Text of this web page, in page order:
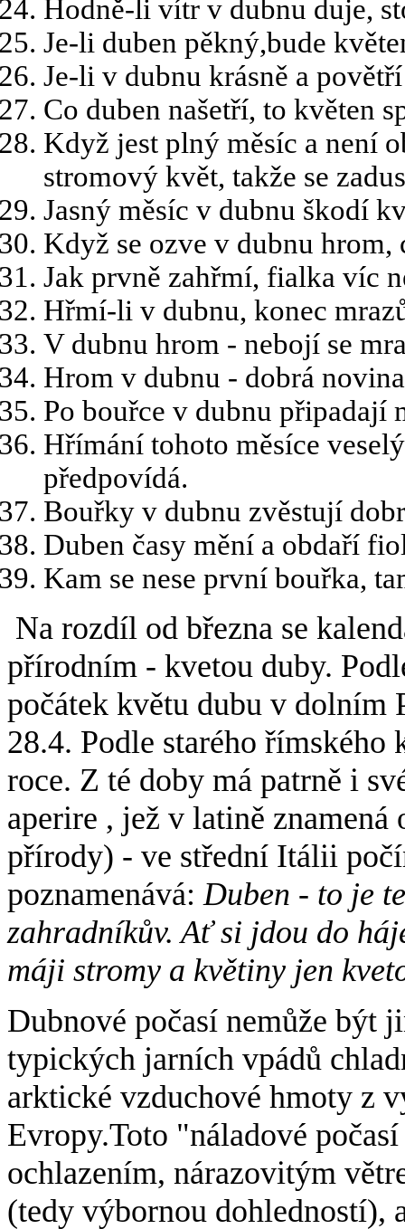
Hodně-li vítr v dubnu duje,
Je-li duben pěkný,bude
Je-li v dubnu krásně a
Co duben našetří, to květen
Když jest plný měsíc a není
stromový květ, takže se
Jasný měsíc v dubnu škodí
Když se ozve v dubnu
Jak prvně zahřmí, fialka víc
Hřmí-li v dubnu, konec
V dubnu hrom - nebojí se
Hrom v dubnu - dobrá
Po bouřce v dubnu připadají
Hřímání tohoto měsíce
předpovídá.
Bouřky v dubnu zvěstují
Duben časy mění a obdaří
Kam se nese první bouřka,
Na rozdíl od března se
přírodním - kvetou duby.
počátek květu dubu v dolním
28.4. Podle starého
roce. Z té doby má patrně i
aperire , jež v latině
přírody) - ve střední Itálii
poznamenává: Duben - to je
zahradníkův. Ať si jdou do
máji stromy a květiny jen
Dubnové počasí nemůže být
typických jarních vpádů
arktické vzduchové hmoty z
Evropy.Toto "náladové
ochlazením, nárazovitým
(tedy výbornou dohledností),